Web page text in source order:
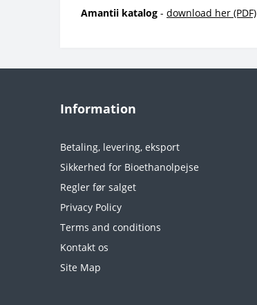
Amantii katalog - download her (PDF)
Information
Betaling, levering, eksport
Sikkerhed for Bioethanolpejse
Regler før salget
Privacy Policy
Terms and conditions
Kontakt os
Site Map